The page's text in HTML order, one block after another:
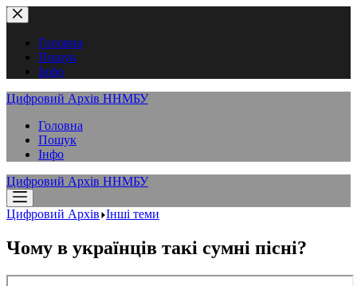
Перейти
до
вмістуГоловна
Пошук
Інфо
Цифровий Архів ННМБУ
Головна
Пошук
Інфо
Цифровий Архів ННМБУ
Цифровий Архів Інші теми
Чому в українців такі сумні пісні?